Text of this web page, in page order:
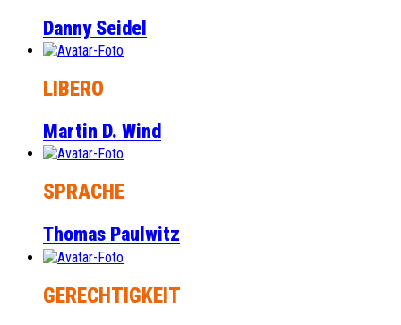
Danny Seidel
LIBERO
Martin D. Wind
SPRACHE
Thomas Paulwitz
GERECHTIGKEIT